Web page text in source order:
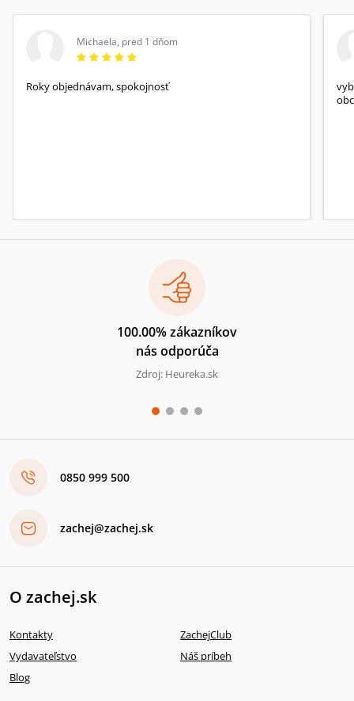
Michaela, pred 1 dňom
Roky objednávam, spokojnosť
100.00% zákazníkov
nás odporúča
Zdroj: Heureka.sk
0850 999 500
zachej@zachej.sk
O zachej.sk
Kontakty
ZachejClub
Vydavateľstvo
Náš príbeh
Blog